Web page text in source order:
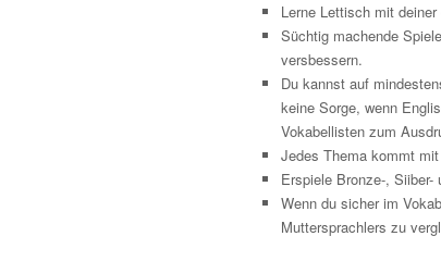
Lerne Lettisch mit
Süchtig machende
versbessern.
Du kannst auf
keine Sorge, wenn
Vokabellisten zum
Jedes Thema kommt
Erspiele Bronze-,
Wenn du sicher im
Muttersprachlers zu